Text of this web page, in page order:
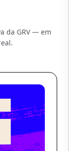
da GRV — em